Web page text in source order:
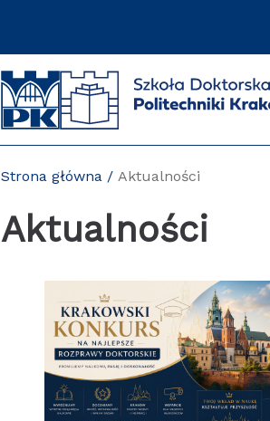
Strona główna Aktualności
Aktualności